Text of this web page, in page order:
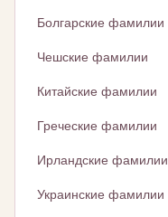
Болгарские фамилии
Чешские фамилии
Китайские фамилии
Греческие фамилии
Ирландские фамилии
Украинские фамилии